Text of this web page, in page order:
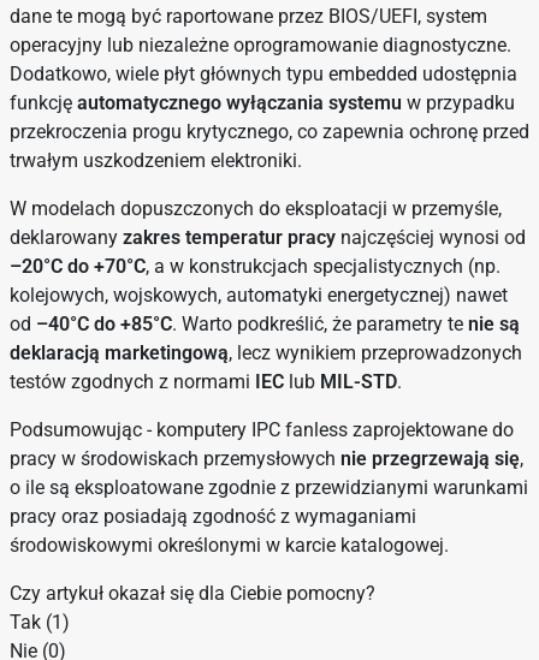
dane te mogą być raportowane przez BIOS/UEFI, system
operacyjny lub niezależne oprogramowanie diagnostyczne.
Dodatkowo, wiele płyt głównych typu embedded udostępnia
funkcję automatycznego wyłączania systemu w przypadku
przekroczenia progu krytycznego, co zapewnia ochronę przed
trwałym uszkodzeniem elektroniki.
W modelach dopuszczonych do eksploatacji w przemyśle,
deklarowany zakres temperatur pracy najczęściej wynosi od
–20°C do +70°C, a w konstrukcjach specjalistycznych (np.
kolejowych, wojskowych, automatyki energetycznej) nawet
od –40°C do +85°C. Warto podkreślić, że parametry te nie są
deklaracją marketingową, lecz wynikiem przeprowadzonych
testów zgodnych z normami IEC lub MIL-STD.
Podsumowując - komputery IPC fanless zaprojektowane do
pracy w środowiskach przemysłowych nie przegrzewają się,
o ile są eksploatowane zgodnie z przewidzianymi warunkami
pracy oraz posiadają zgodność z wymaganiami
środowiskowymi określonymi w karcie katalogowej.
Czy artykuł okazał się dla Ciebie pomocny?
Tak (1)
Nie (0)